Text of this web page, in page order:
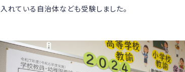
れている自治体なども受験しました。